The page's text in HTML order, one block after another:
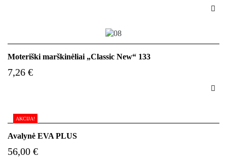

Moteriški marškinėliai „Classic New“ 133
7,26 €

AKCIJA!
Avalynė EVA PLUS
56,00 €